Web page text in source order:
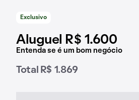
Exclusivo
Aluguel R$ 1.600
Entenda se é um bom negócio
Total R$ 1.869